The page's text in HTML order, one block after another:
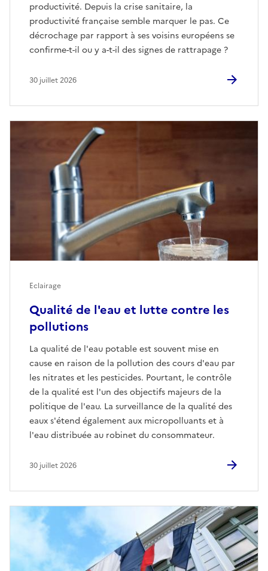
productivité. Depuis la crise sanitaire, la
productivité française semble marquer le pas. Ce
décrochage par rapport à ses voisins européens se
confirme-t-il ou y a-t-il des signes de rattrapage ?
30 juillet 2026
Qualité de l'eau et lutte contre les
pollutions
La qualité de l'eau potable est souvent mise en
cause en raison de la pollution des cours d'eau par
les nitrates et les pesticides. Pourtant, le contrôle
de la qualité est l'un des objectifs majeurs de la
politique de l'eau. La surveillance de la qualité des
eaux s'étend également aux micropolluants et à
l'eau distribuée au robinet du consommateur.
Eclairage
30 juillet 2026